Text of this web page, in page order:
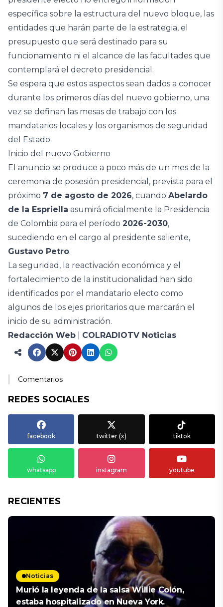
específica sobre la estructura del nuevo bloque, las
entidades que harán parte de la estrategia, el
presupuesto que será destinado para su
funcionamiento ni el alcance de las facultades que
contemplará el decreto presidencial.
Se espera que estos aspectos sean dados a conocer
durante los primeros días del nuevo gobierno, una
vez se definan las mesas de trabajo con los
mandatarios locales y los organismos de seguridad
del Estado.
Inicio del nuevo Gobierno
El anuncio se produce a poco más de un mes de la
ceremonia de posesión presidencial, prevista para el
próximo 7 de agosto de 2026, cuando Abelardo
de la Espriella asumirá oficialmente la Presidencia
de Colombia para el período 2026-2030,
sucediendo en el cargo al presidente saliente,
Gustavo Petro.
La seguridad, la reactivación económica y el
fortalecimiento de la institucionalidad han sido
identificados por el mandatario electo como
algunos de los ejes prioritarios que marcarán el
inicio de su administración.
Redacción Web
COLRADIOTV Noticias
Comentarios
REDES SOCIALES
facebook twitter (x) tiktok
whatsapp instagram youtube
RECIENTES
Noticias
Murió la leyenda de la salsa Willie Colón,
estaba hospitalizado en Nueva York.